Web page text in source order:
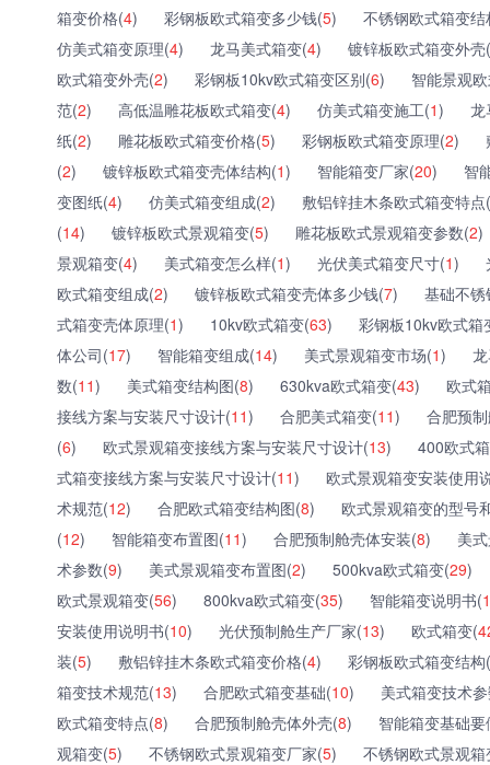
箱变价格(4) 彩钢板欧式箱变多少钱(5)
不锈钢欧式箱变结
仿美式箱变原理(4) 龙马美式箱变(4)
镀锌板欧式箱变外壳(
欧式箱变外壳(2) 彩钢板10kv欧式箱变区别(6)
智能景观
范(2) 高低温雕花板欧式箱变(4) 仿美式箱变施工(1)
龙
纸(2) 雕花板欧式箱变价格(5) 彩钢板欧式箱变原理(2)
(2) 镀锌板欧式箱变壳体结构(1) 智能箱变厂家(20)
智
变图纸(4) 仿美式箱变组成(2)
敷铝锌挂木条欧式箱变特点(
(14) 镀锌板欧式景观箱变(5) 雕花板欧式景观箱变参数(2)
景观箱变(4) 美式箱变怎么样(1) 光伏美式箱变尺寸(1)
欧式箱变组成(2) 镀锌板欧式箱变壳体多少钱(7)
基础不
式箱变壳体原理(1) 10kv欧式箱变(63)
彩钢板10kv欧式箱
体公司(17) 智能箱变组成(14) 美式景观箱变市场(1)
数(11) 美式箱变结构图(8) 630kva欧式箱变(43)
欧式
接线方案与安装尺寸设计(11) 合肥美式箱变(11)
合肥预
(6) 欧式景观箱变接线方案与安装尺寸设计(13)
400欧式
式箱变接线方案与安装尺寸设计(11)
欧式景观箱变安装使用
术规范(12) 合肥欧式箱变结构图(8)
欧式景观箱变的型号
(12) 智能箱变布置图(11) 合肥预制舱壳体安装(8)
美
术参数(9) 美式景观箱变布置图(2) 500kva欧式箱变(29)
欧式景观箱变(56) 800kva欧式箱变(35) 智能箱变说明书(
安装使用说明书(10) 光伏预制舱生产厂家(13) 欧式箱变(
装(5) 敷铝锌挂木条欧式箱变价格(4)
彩钢板欧式箱变结构(
箱变技术规范(13) 合肥欧式箱变基础(10)
美式箱变技术
欧式箱变特点(8) 合肥预制舱壳体外壳(8)
智能箱变基础
观箱变(5) 不锈钢欧式景观箱变厂家(5)
不锈钢欧式景观